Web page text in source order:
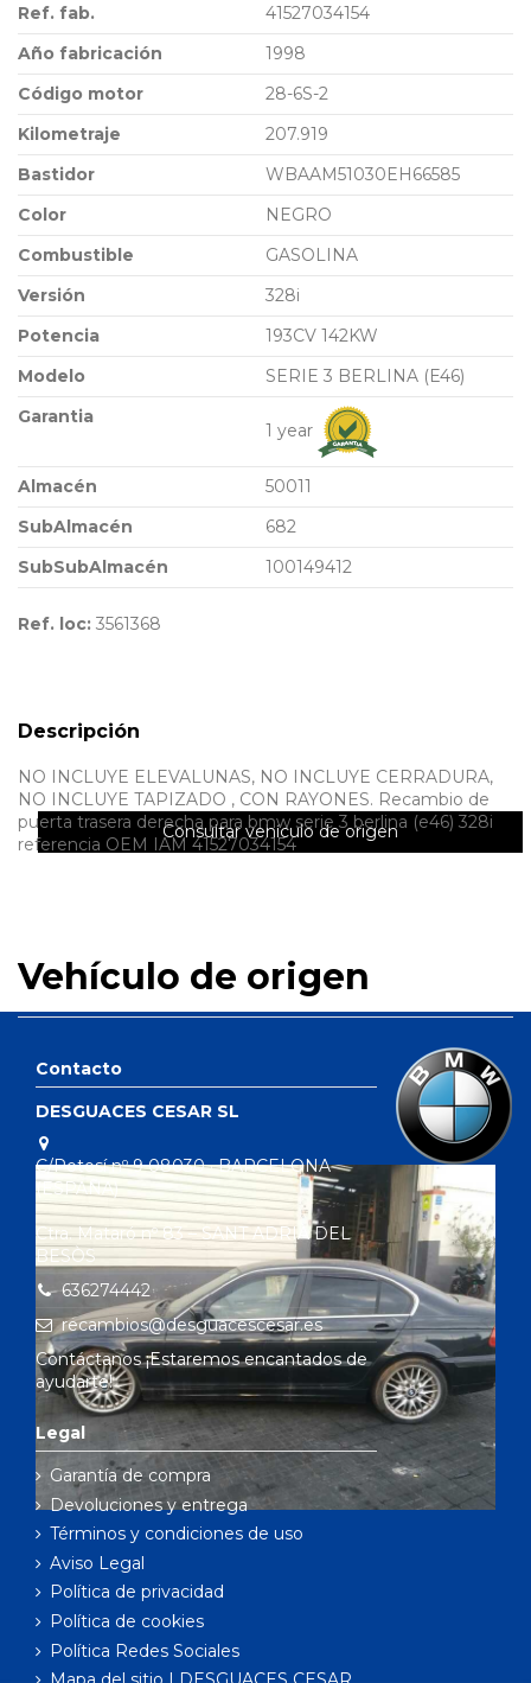
Ref. fab.
41527034154
Año fabricación
1998
Código motor
28-6S-2
Kilometraje
207.919
Bastidor
WBAAM51030EH66585
Color
NEGRO
Combustible
GASOLINA
Versión
328i
Potencia
193CV 142KW
Modelo
SERIE 3 BERLINA (E46)
Garantia
1 year
Almacén
50011
SubAlmacén
682
SubSubAlmacén
100149412
Ref. loc: 3561368
Descripción
NO INCLUYE ELEVALUNAS, NO INCLUYE CERRADURA,
NO INCLUYE TAPIZADO , CON RAYONES. Recambio de
puerta trasera derecha para bmw serie 3 berlina (e46) 328i
referencia OEM IAM 41527034154
Vehículo de origen
Consultar vehículo de origen
Contacto
DESGUACES CESAR SL
C/Potosí nº 9 08030 · BARCELONA
(ESPAÑA)
Ctra. Mataró nº 83 – SANT ADRIÀ DEL
BESÒS
636274442
recambios@desguacescesar.es
Contáctanos ¡Estaremos encantados de
ayudarte!
Legal
Garantía de compra
Devoluciones y entrega
Términos y condiciones de uso
Aviso Legal
Política de privacidad
Política de cookies
Política Redes Sociales